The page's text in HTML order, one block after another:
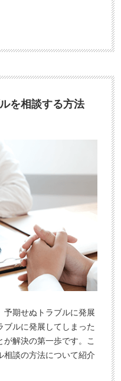
を相談する方法
予期せぬトラブルに発展
ブルに発展してしまった
解決の第一歩です。こ
相談の方法について紹介